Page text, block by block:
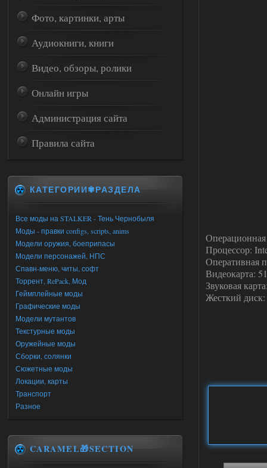
Процессор:
Оперативная
Видеокарта:
Звуковая
Жесткий
Фото, картинки, арты
Аудиокниги, книги
Видео, обзоры, ролики
Онлайн игры
Администрация сайта
Правила сайта
КАТЕГОРИИ✾РАЗДЕЛА
Все моды на STALKER - Тень Чернобыля
Моды - правки configs, scripts, anims
Модели оружия, боеприпасы
Модели персонажей, НПС
Спавн-меню, читы, софт
Торрент, RePack, Мод
Геймплейные моды
Графические моды
Модели мутантов
Текстурные моды
Оружейные моды
Сборки, солянки
Сюжетные моды
Локации, карты
Транспорт
Разное
CARAMEL🎁SECTION